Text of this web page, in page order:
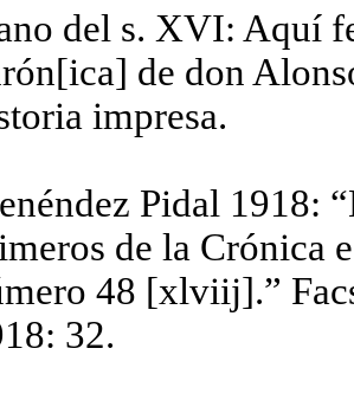
del s. XVI: Aquí
de don
impresa.
Pidal 1918:
de la Crónica
48 [xlviij].”
32.